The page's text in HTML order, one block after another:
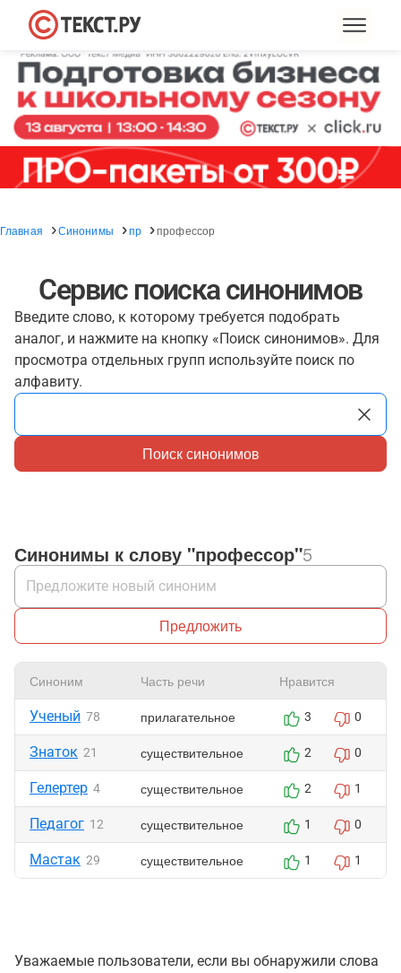
Главная Синонимы пр профессор
Сервис поиска синонимов
Введите слово, к которому требуется подобрать
аналог, и нажмите на кнопку «Поиск синонимов». Для
просмотра отдельных групп используйте поиск по
алфавиту.
Поиск синонимов
Синонимы к слову "профессор"5
Предложить
Синоним Часть речи Нравится
Ученый 78 прилагательное 3 0
Знаток 21 существительное 2 0
Гелертер 4 существительное 2 1
Педагог 12 существительное 1 0
Мастак 29 существительное 1 1
Уважаемые пользователи, если вы обнаружили слова